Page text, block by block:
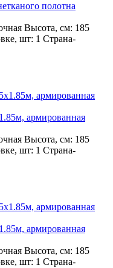
полотна
Высота, см: 185
шт: 1 Страна-
армированная
Высота, см: 185
шт: 1 Страна-
армированная
Высота, см: 185
шт: 1 Страна-